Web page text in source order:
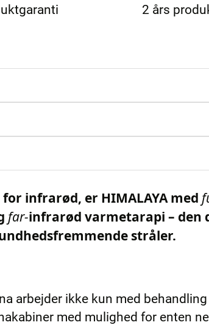
2 års
infrarød, er HIMALAYA med
far-infrarød varmetarapi – den
stråler.
arbejder ikke kun med
med mulighed for enten